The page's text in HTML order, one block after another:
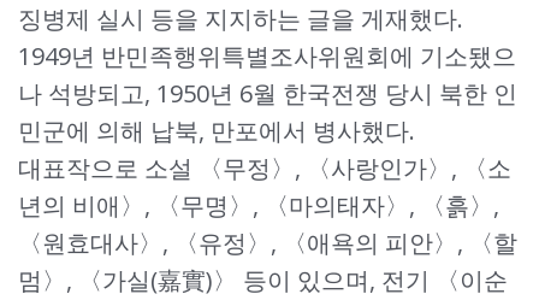
징병제 실시 등을 지지하는 글을 게재했다.
1949년 반민족행위특별조사위원회에 기소됐으
나 석방되고, 1950년 6월 한국전쟁 당시 북한 인
민군에 의해 납북, 만포에서 병사했다.
대표작으로 소설 〈무정〉, 〈사랑인가〉, 〈소
년의 비애〉, 〈무명〉, 〈마의태자〉, 〈흙〉,
〈원효대사〉, 〈유정〉, 〈애욕의 피안〉, 〈할
멈〉, 〈가실(嘉實)〉 등이 있으며, 전기 〈이순